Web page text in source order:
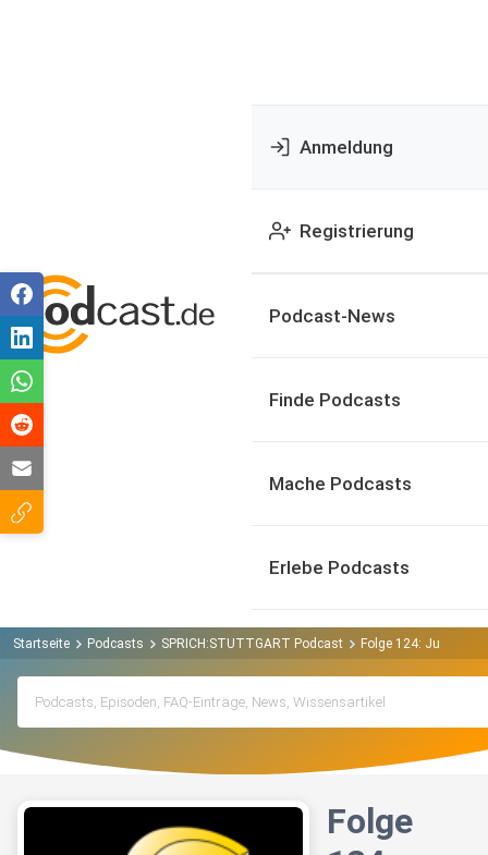
Anmeldung
Registrierung
Podcast-News
Finde Podcasts
Mache Podcasts
Erlebe Podcasts
Startseite Podcasts SPRICH:STUTTGART Podcast Folge 124: Judith
Folge